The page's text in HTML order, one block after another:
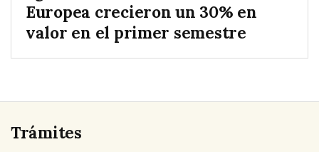
Europea crecieron un 30% en
valor en el primer semestre
Trámites